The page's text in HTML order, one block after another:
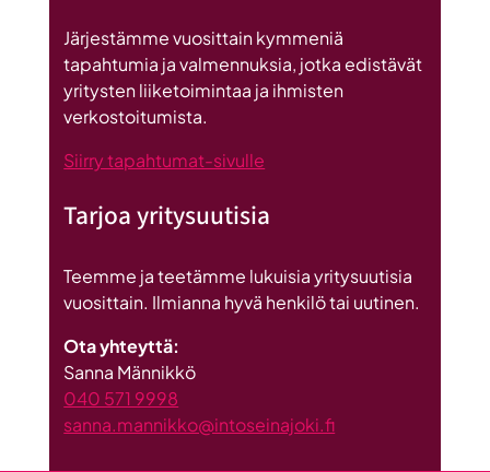
Järjestämme vuosittain kymmeniä
tapahtumia ja valmennuksia, jotka edistävät
yritysten liiketoimintaa ja ihmisten
verkostoitumista.
Siirry tapahtumat-sivulle
Tarjoa yritysuutisia
Teemme ja teetämme lukuisia yritysuutisia
vuosittain. Ilmianna hyvä henkilö tai uutinen.
Ota yhteyttä:
Sanna Männikkö
040 571 9998
sanna.mannikko@intoseinajoki.fi